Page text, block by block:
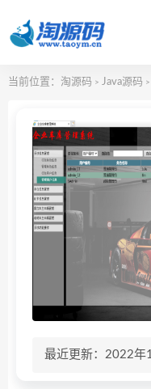
当前位置： 淘源码 > Java源码 >
最近更新：2022年